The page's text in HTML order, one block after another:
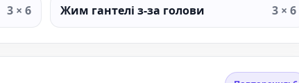
3 × 6 Жим гантелі з-за голови 3 × 6